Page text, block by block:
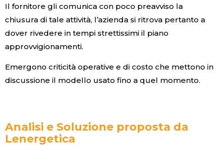
Il fornitore gli comunica con poco preavviso la
chiusura di tale attività, l’azienda si ritrova pertanto a
dover rivedere in tempi strettissimi il piano
approvvigionamenti.
Emergono criticità operative e di costo che mettono in
discussione il modello usato fino a quel momento.
Analisi e Soluzione proposta da
Lenergetica